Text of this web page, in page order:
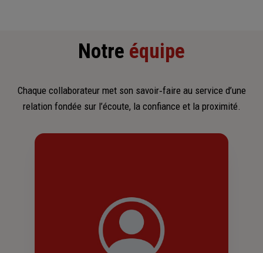
Notre équipe
Chaque collaborateur met son savoir‑faire au service d’une
relation fondée sur l’écoute, la confiance et la proximité.